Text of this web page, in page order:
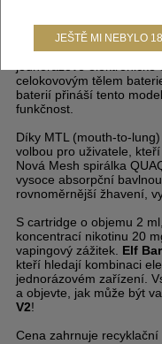
Elf Bar 600 V2
jednorázové elektronické
celokovovým tělem
baterií přináší tento
funkčnost.
Díky MTL (mouth-to-
volbou pro uživatele,
Nová Mesh spirálka
vysoce absorpční
rovnoměrnější žhavení,
S cartridge o objemu 2
koncentrací nikotinu 20
vapingový zážitek. Elf
kteří hledají kombinaci
jednorázovém zařízení.
a objevte, jak může být
V2!
Cena zahrnuje
JEŠTĚ MI NEBYLO 18.